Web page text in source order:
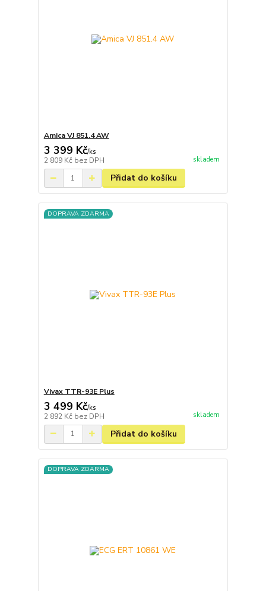
Amica VJ 851.4 AW
3 399 Kč/ks
2 809 Kč bez DPH skladem
Přidat do košíku
DOPRAVA ZDARMA
Vivax TTR-93E Plus
3 499 Kč/ks
2 892 Kč bez DPH skladem
Přidat do košíku
DOPRAVA ZDARMA